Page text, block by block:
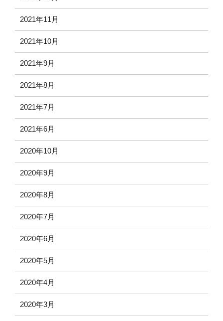
2021年11月
2021年10月
2021年9月
2021年8月
2021年7月
2021年6月
2020年10月
2020年9月
2020年8月
2020年7月
2020年6月
2020年5月
2020年4月
2020年3月